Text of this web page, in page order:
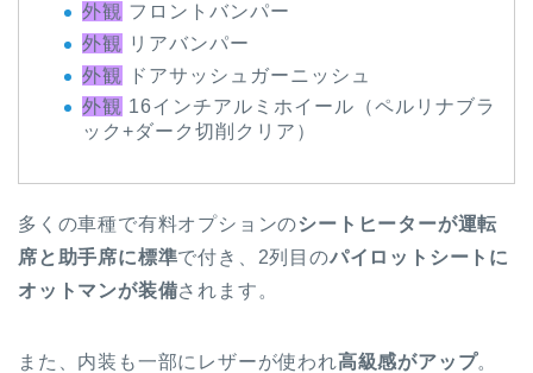
外観 フロントバンパー
外観
リアバンパー
外観
ドアサッシュガーニッシュ
外観 16インチアルミホイール（ペルリナブラ
ック+ダーク切削クリア）
多くの車種で有料オプションのシートヒーターが運転
席と助手席に標準で付き、2列目のパイロットシートに
オットマンが装備されます。
また、内装も一部にレザーが使われ高級感がアップ。